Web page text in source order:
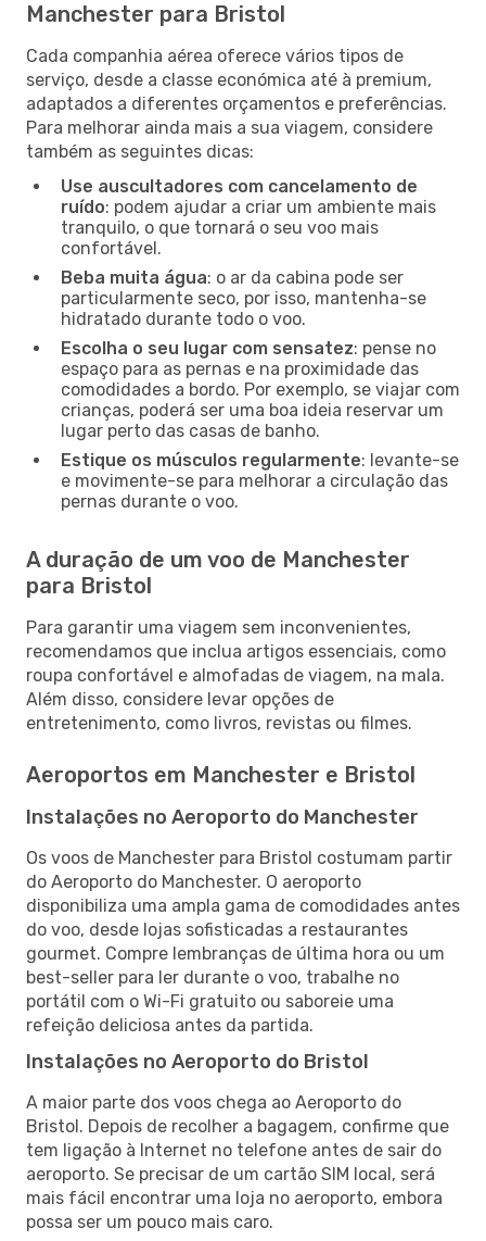
Manchester para Bristol
Cada companhia aérea oferece vários tipos de
serviço, desde a classe económica até à premium,
adaptados a diferentes orçamentos e preferências.
Para melhorar ainda mais a sua viagem, considere
também as seguintes dicas:
Use auscultadores com cancelamento de
ruído: podem ajudar a criar um ambiente mais
tranquilo, o que tornará o seu voo mais
confortável.
Beba muita água: o ar da cabina pode ser
particularmente seco, por isso, mantenha-se
hidratado durante todo o voo.
Escolha o seu lugar com sensatez: pense no
espaço para as pernas e na proximidade das
comodidades a bordo. Por exemplo, se viajar com
crianças, poderá ser uma boa ideia reservar um
lugar perto das casas de banho.
Estique os músculos regularmente: levante-se
e movimente-se para melhorar a circulação das
pernas durante o voo.
A duração de um voo de Manchester
para Bristol
Para garantir uma viagem sem inconvenientes,
recomendamos que inclua artigos essenciais, como
roupa confortável e almofadas de viagem, na mala.
Além disso, considere levar opções de
entretenimento, como livros, revistas ou filmes.
Aeroportos em Manchester e Bristol
Instalações no Aeroporto do Manchester
Os voos de Manchester para Bristol costumam partir
do Aeroporto do Manchester. O aeroporto
disponibiliza uma ampla gama de comodidades antes
do voo, desde lojas sofisticadas a restaurantes
gourmet. Compre lembranças de última hora ou um
best-seller para ler durante o voo, trabalhe no
portátil com o Wi-Fi gratuito ou saboreie uma
refeição deliciosa antes da partida.
Instalações no Aeroporto do Bristol
A maior parte dos voos chega ao Aeroporto do
Bristol. Depois de recolher a bagagem, confirme que
tem ligação à Internet no telefone antes de sair do
aeroporto. Se precisar de um cartão SIM local, será
mais fácil encontrar uma loja no aeroporto, embora
possa ser um pouco mais caro.